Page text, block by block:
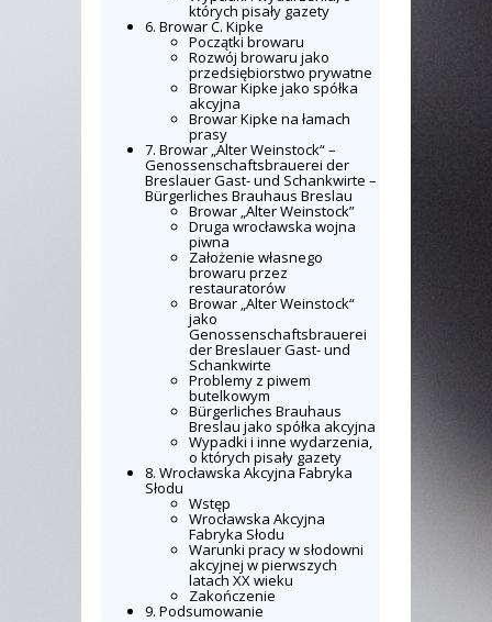
których pisały gazety
6. Browar C. Kipke
Początki browaru
Rozwój browaru jako
przedsiębiorstwo prywatne
Browar Kipke jako spółka
akcyjna
Browar Kipke na łamach
prasy
7. Browar „Alter Weinstock“ –
Genossenschaftsbrauerei der
Breslauer Gast- und Schankwirte –
Bürgerliches Brauhaus Breslau
Browar „Alter Weinstock”
Druga wrocławska wojna
piwna
Założenie własnego
browaru przez
restauratorów
Browar „Alter Weinstock“
jako
Genossenschaftsbrauerei
der Breslauer Gast- und
Schankwirte
Problemy z piwem
butelkowym
Bürgerliches Brauhaus
Breslau jako spółka akcyjna
Wypadki i inne wydarzenia,
o których pisały gazety
8. Wrocławska Akcyjna Fabryka
Słodu
Wstęp
Wrocławska Akcyjna
Fabryka Słodu
Warunki pracy w słodowni
akcyjnej w pierwszych
latach XX wieku
Zakończenie
9. Podsumowanie